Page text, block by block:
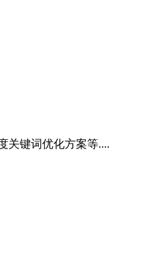
关键词优化方案等....